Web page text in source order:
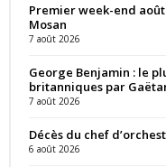
Premier week-end
Mosan
7 août 2026
George Benjamin : le
britanniques par
7 août 2026
Décès du chef
6 août 2026